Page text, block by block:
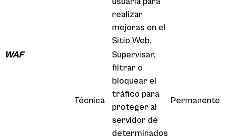
realizar
mejoras en el
Sitio Web.
WAF
Técnica
Supervisar,
filtrar o
bloquear el
tráfico para
proteger al
servidor de
determinados
Permanente